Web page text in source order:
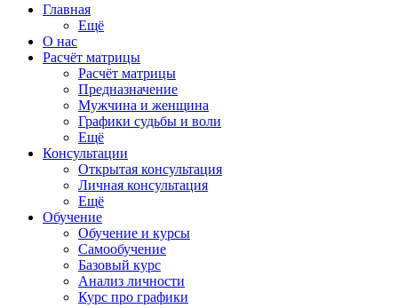
Главная
Ещё
О нас
Расчёт матрицы
Расчёт матрицы
Предназначение
Мужчина и женщина
Графики судьбы и воли
Ещё
Консультации
Открытая консультация
Личная консультация
Ещё
Обучение
Обучение и курсы
Самообучение
Базовый курс
Анализ личности
Курс про графики